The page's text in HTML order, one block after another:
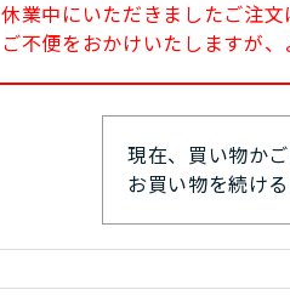
休業中にいただきましたご注文
ご不便をおかけいたしますが、
現在、買い物か
お買い物を続け